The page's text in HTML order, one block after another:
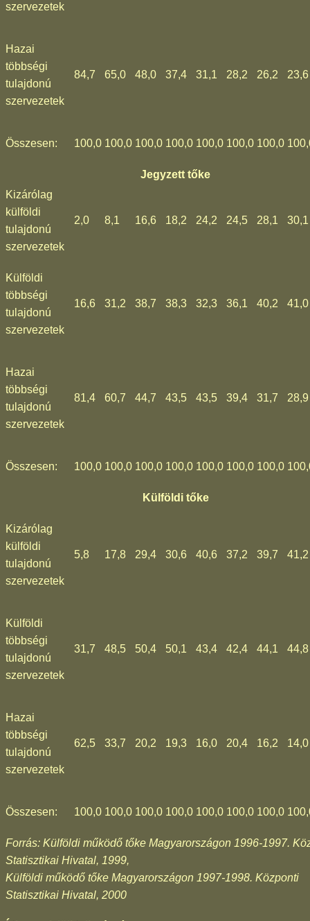
szervezetek
Hazai
többségi
tulajdonú
szervezetek
84,7 65,0 48,0 37,4 31,1 28,2 26,2 23,6
Összesen: 100,0 100,0 100,0 100,0 100,0 100,0 100,0
Jegyzett tőke
Kizárólag
külföldi
tulajdonú
szervezetek
2,0 8,1 16,6 18,2 24,2 24,5 28,1 30,1
Külföldi
többségi
tulajdonú
szervezetek
16,6 31,2 38,7 38,3 32,3 36,1 40,2 41,0
Hazai
többségi
tulajdonú
szervezetek
81,4 60,7 44,7 43,5 43,5 39,4 31,7 28,9
Összesen: 100,0 100,0 100,0 100,0 100,0 100,0 100,0
Külföldi tőke
Kizárólag
külföldi
tulajdonú
szervezetek
5,8 17,8 29,4 30,6 40,6 37,2 39,7 41,2
Külföldi
többségi
tulajdonú
szervezetek
31,7 48,5 50,4 50,1 43,4 42,4 44,1 44,8
Hazai
többségi
tulajdonú
szervezetek
62,5 33,7 20,2 19,3 16,0 20,4 16,2 14,0
Összesen: 100,0 100,0 100,0 100,0 100,0 100,0 100,0
Forrás: Külföldi működő tőke Magyarországon 1996-1997.
Statisztikai Hivatal, 1999,
Külföldi működő tőke Magyarországon 1997-1998. Központi
Statisztikai Hivatal, 2000